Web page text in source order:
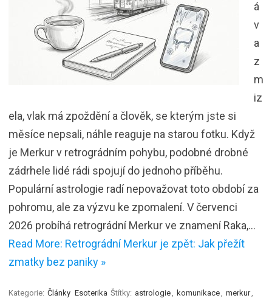
á
v
a
z
m
iz
ela, vlak má zpoždění a člověk, se kterým jste si
měsíce nepsali, náhle reaguje na starou fotku. Když
je Merkur v retrográdním pohybu, podobné drobné
zádrhele lidé rádi spojují do jednoho příběhu.
Populární astrologie radí nepovažovat toto období za
pohromu, ale za výzvu ke zpomalení. V červenci
2026 probíhá retrográdní Merkur ve znamení Raka,…
Read More: Retrográdní Merkur je zpět: Jak přežít
zmatky bez paniky »
Kategorie: Články Esoterika Štítky: astrologie komunikace merkur